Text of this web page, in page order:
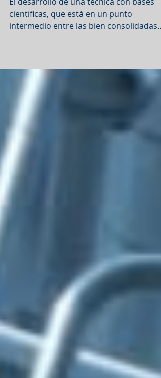
disciplinas afines
El desarrollo de una técnica con bases
intermedio entre las bien consolidadas